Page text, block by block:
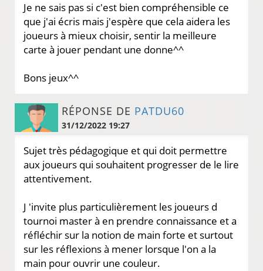
Je ne sais pas si c'est bien compréhensible ce
que j'ai écris mais j'espère que cela aidera les
joueurs à mieux choisir, sentir la meilleure
carte à jouer pendant une donne^^
Bons jeux^^
RÉPONSE DE PATDU60
31/12/2022 19:27
Sujet très pédagogique et qui doit permettre
aux joueurs qui souhaitent progresser de le lire
attentivement.
J 'invite plus particulièrement les joueurs d
tournoi master à en prendre connaissance et a
réfléchir sur la notion de main forte et surtout
sur les réflexions à mener lorsque l'on a la
main pour ouvrir une couleur.